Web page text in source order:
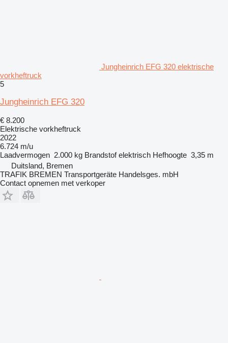
Jungheinrich EFG 320 elektrische
vorkheftruck
5
Jungheinrich EFG 320
€ 8.200
Elektrische vorkheftruck
2022
6.724 m/u
Laadvermogen 2.000 kg Brandstof elektrisch Hefhoogte 3,35 m
Duitsland, Bremen
TRAFIK BREMEN Transportgeräte Handelsges. mbH
Contact opnemen met verkoper